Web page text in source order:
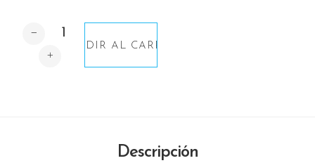
Cantidad
AÑADIR AL CARRITO
Descripción